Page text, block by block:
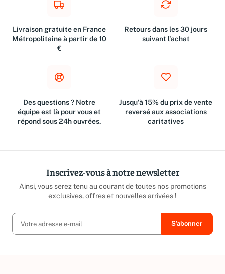
Livraison gratuite en France
Métropolitaine à partir de 10
€
Retours dans les 30 jours
suivant l'achat
Des questions ? Notre
équipe est là pour vous et
répond sous 24h ouvrées.
Jusqu'à 15% du prix de vente
reversé aux associations
caritatives
Inscrivez-vous à notre newsletter
Ainsi, vous serez tenu au courant de toutes nos promotions
exclusives, offres et nouvelles arrivées !